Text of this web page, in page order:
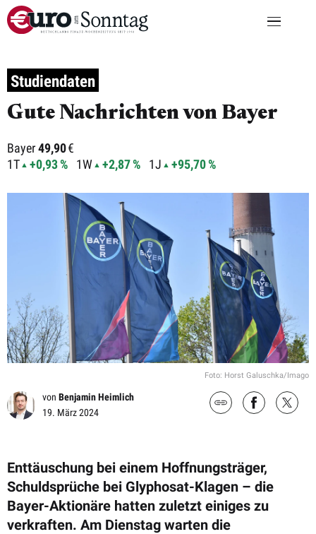
Studiendaten
Gute Nachrichten von Bayer
Bayer49,90€
1T
+0,93 % 1W +2,87 % 1J +95,70 %
Foto: Horst Galuschka/Imago
von Benjamin Heimlich
19. März 2024
Enttäuschung bei einem Hoffnungsträger,
Schuldsprüche bei Glyphosat-Klagen – die
Bayer-Aktionäre hatten zuletzt einiges zu
verkraften. Am Dienstag warten die